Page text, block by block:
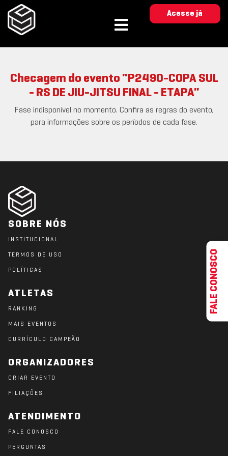
Acesse já
Checagem do evento "P2490-COPA SUL
- RS DE JIU-JITSU FINAL - ETAPA"
Fase indisponível no momento. Confira as regras do evento,
para informações sobre os períodos de cada fase.
SOBRE NÓS
INSTITUCIONAL
TERMOS DE USO
POLÍTICAS
ATLETAS
RANKING
MAIS EVENTOS
CURRÍCULO CAMPEÃO
ORGANIZADORES
CRIAR EVENTO
FILIAÇÕES
ATENDIMENTO
FALE CONOSCO
PERGUNTAS
FALE CONOSCO